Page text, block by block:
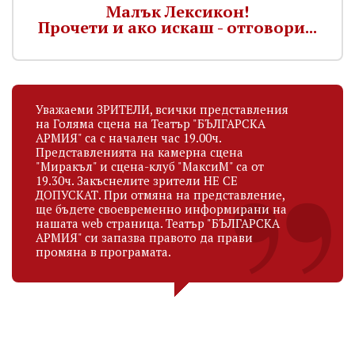
Малък Лексикон!
Прочети и ако искаш - отговори...
Уважаеми ЗРИТЕЛИ, всички представления
на Голяма сцена на Театър "БЪЛГАРСКА
АРМИЯ" са с начален час 19.00ч.
Представленията на камерна сцена
"Миракъл" и сцена-клуб "МаксиМ" са от
19.30ч. Закъснелите зрители НЕ СЕ
ДОПУСКАТ. При отмяна на представление,
ще бъдете своевременно информирани на
нашата web страница. Театър "БЪЛГАРСКА
АРМИЯ" си запазва правото да прави
промяна в програмата.